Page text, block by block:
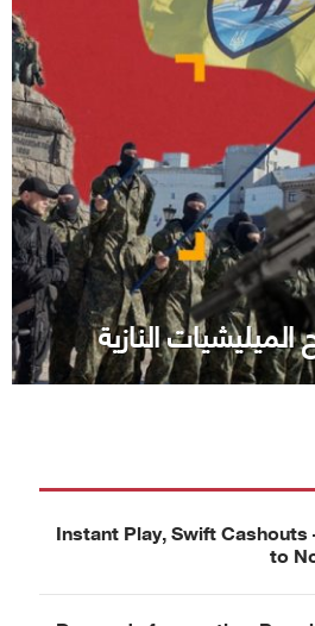
النازية
Instant Play, Swift Cashouts
to